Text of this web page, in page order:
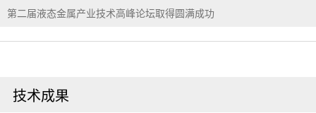
第二届液态金属产业技术高峰论坛取得圆满成功
技术成果